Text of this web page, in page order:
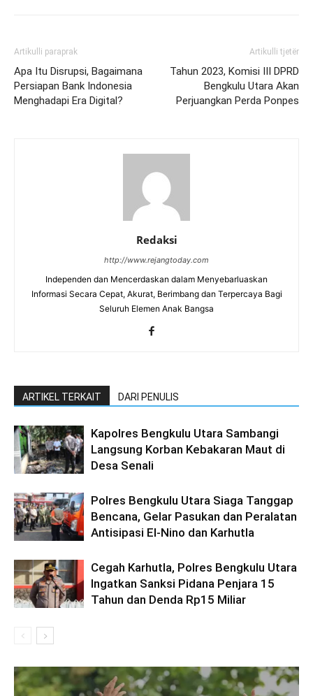
Artikulli paraprak
Apa Itu Disrupsi, Bagaimana
Persiapan Bank Indonesia
Menghadapi Era Digital?
Artikulli tjetër
Tahun 2023, Komisi III DPRD
Bengkulu Utara Akan
Perjuangkan Perda Ponpes
Redaksi
http://www.rejangtoday.com
Independen dan Mencerdaskan dalam Menyebarluaskan
Informasi Secara Cepat, Akurat, Berimbang dan Terpercaya Bagi
Seluruh Elemen Anak Bangsa
ARTIKEL TERKAIT DARI PENULIS
Kapolres Bengkulu Utara Sambangi
Langsung Korban Kebakaran Maut di
Desa Senali
Polres Bengkulu Utara Siaga Tanggap
Bencana, Gelar Pasukan dan Peralatan
Antisipasi El-Nino dan Karhutla
Cegah Karhutla, Polres Bengkulu Utara
Ingatkan Sanksi Pidana Penjara 15
Tahun dan Denda Rp15 Miliar